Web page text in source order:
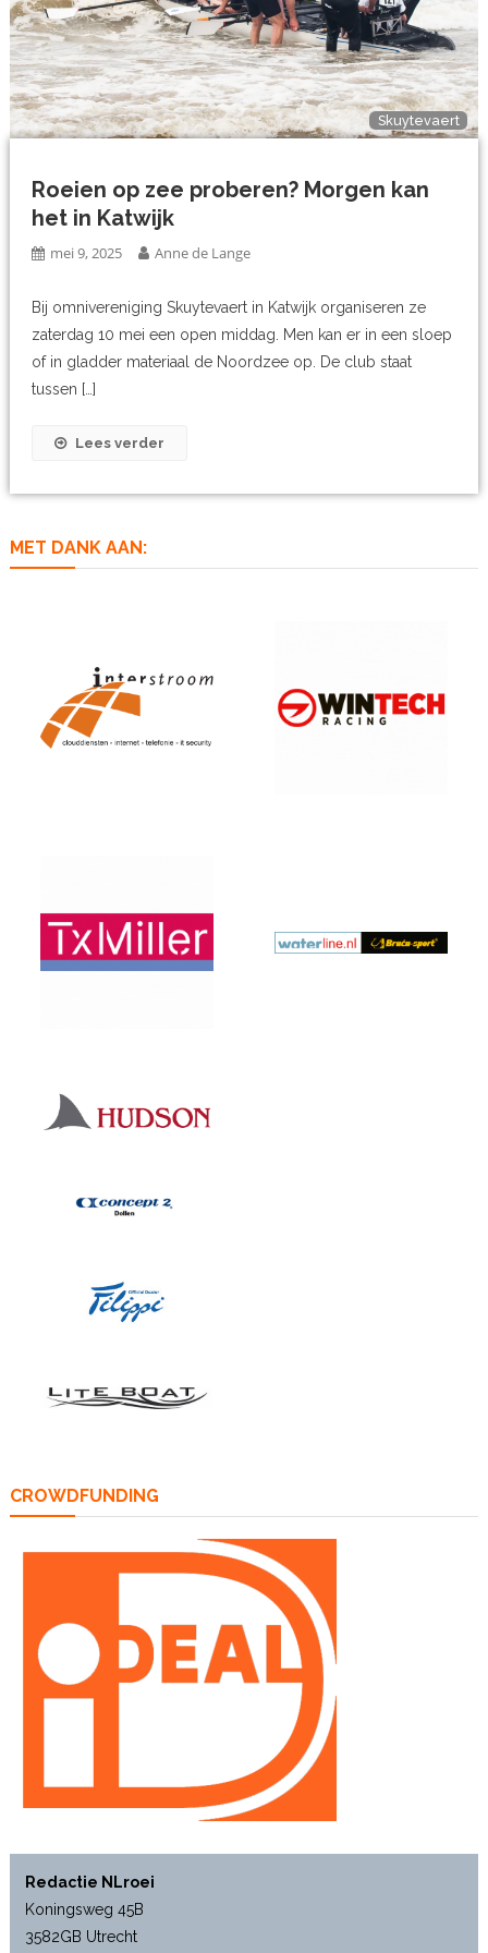
Skuytevaert
Roeien op zee proberen? Morgen kan
het in Katwijk
mei 9, 2025 Anne de Lange
Bij omnivereniging Skuytevaert in Katwijk organiseren ze
zaterdag 10 mei een open middag. Men kan er in een sloep
of in gladder materiaal de Noordzee op. De club staat
tussen […]
Lees verder
MET DANK AAN:
CROWDFUNDING
Redactie NLroei
Koningsweg 45B
3582GB Utrecht